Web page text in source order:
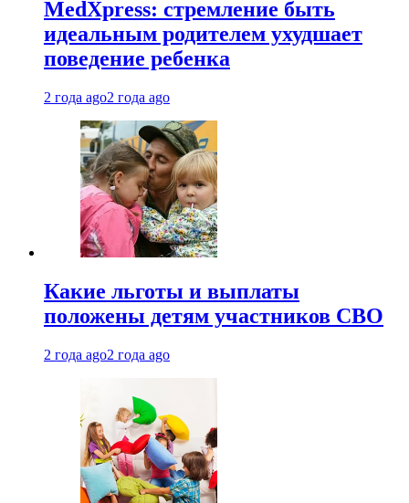
MedXpress: стремление быть
идеальным родителем ухудшает
поведение ребенка
2 года ago2 года ago
Какие льготы и выплаты
положены детям участников СВО
2 года ago2 года ago